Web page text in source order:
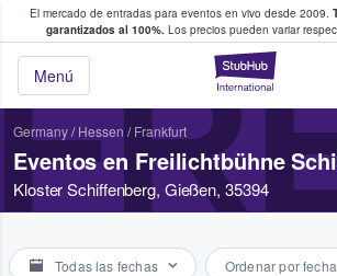
El mercado de entradas para eventos en vivo desde 2009.
garantizados al 100%. Los precios pueden variar
Menú
y venta de entradas entre
Germany/ Hessen / Frankfurt
Eventos en Freilichtbühne
Kloster Schiffenberg, Gießen, 35394
Todas las fechas Ordenar por fecha